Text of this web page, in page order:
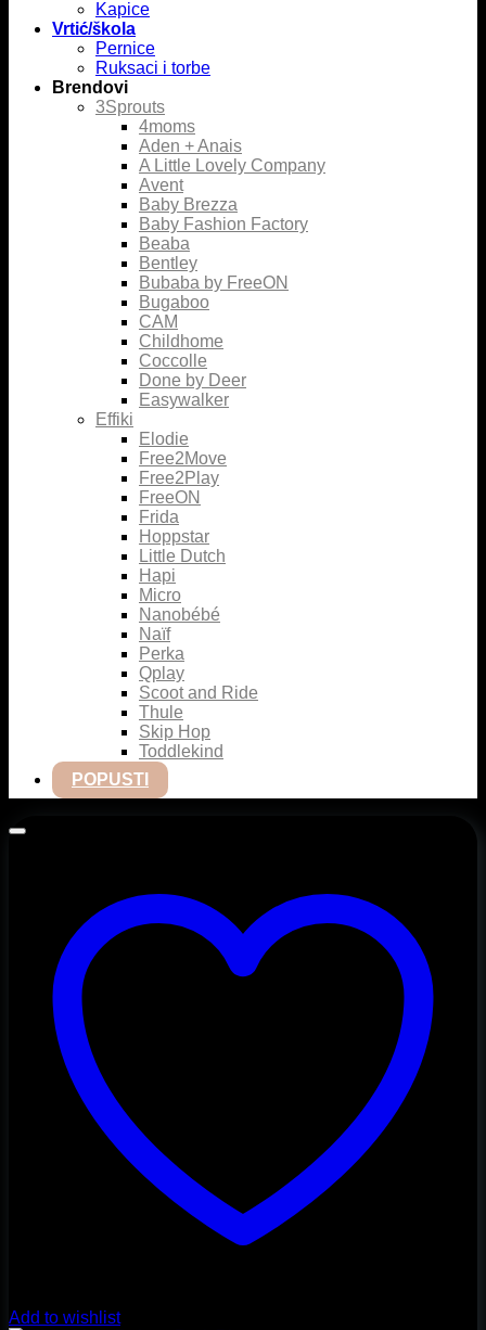
Kapice
Vrtić/škola
Pernice
Ruksaci i torbe
Brendovi
3Sprouts
4moms
Aden + Anais
A Little Lovely Company
Avent
Baby Brezza
Baby Fashion Factory
Beaba
Bentley
Bubaba by FreeON
Bugaboo
CAM
Childhome
Coccolle
Done by Deer
Easywalker
Effiki
Elodie
Free2Move
Free2Play
FreeON
Frida
Hoppstar
Little Dutch
Hapi
Micro
Nanobébé
Naïf
Perka
Qplay
Scoot and Ride
Thule
Skip Hop
Toddlekind
POPUSTI
Add to wishlist